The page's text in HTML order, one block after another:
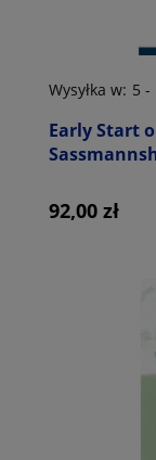
Early Start
Wysyłka w: 5 -
92,00 zł